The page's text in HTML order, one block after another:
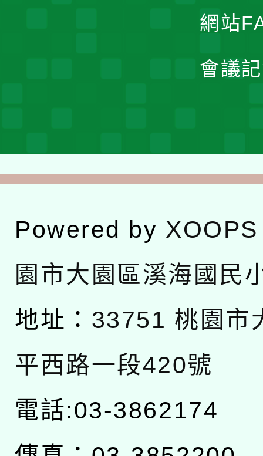
網站
會議
Powered by XOOPS
園市大園區溪海國民
地址： 33751 桃園市
平西路一段420號
電話:03-3862174